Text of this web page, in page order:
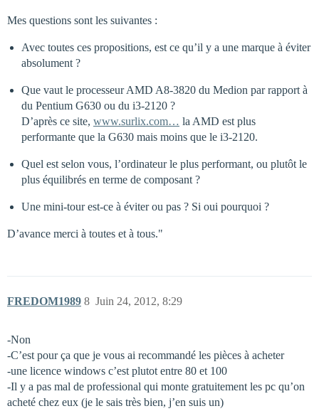
Mes questions sont les suivantes :
Avec toutes ces propositions, est ce qu’il y a une marque à éviter
absolument ?
Que vaut le processeur AMD A8-3820 du Medion par rapport à
du Pentium G630 ou du i3-2120 ?
D’après ce site, www.surlix.com… la AMD est plus
performante que la G630 mais moins que le i3-2120.
Quel est selon vous, l’ordinateur le plus performant, ou plutôt le
plus équilibrés en terme de composant ?
Une mini-tour est-ce à éviter ou pas ? Si oui pourquoi ?
D’avance merci à toutes et à tous."
FREDOM1989 Juin 24, 2012, 8:29
8
-Non
-C’est pour ça que je vous ai recommandé les pièces à acheter
-une licence windows c’est plutot entre 80 et 100
-Il y a pas mal de professional qui monte gratuitement les pc qu’on
acheté chez eux (je le sais très bien, j’en suis un)